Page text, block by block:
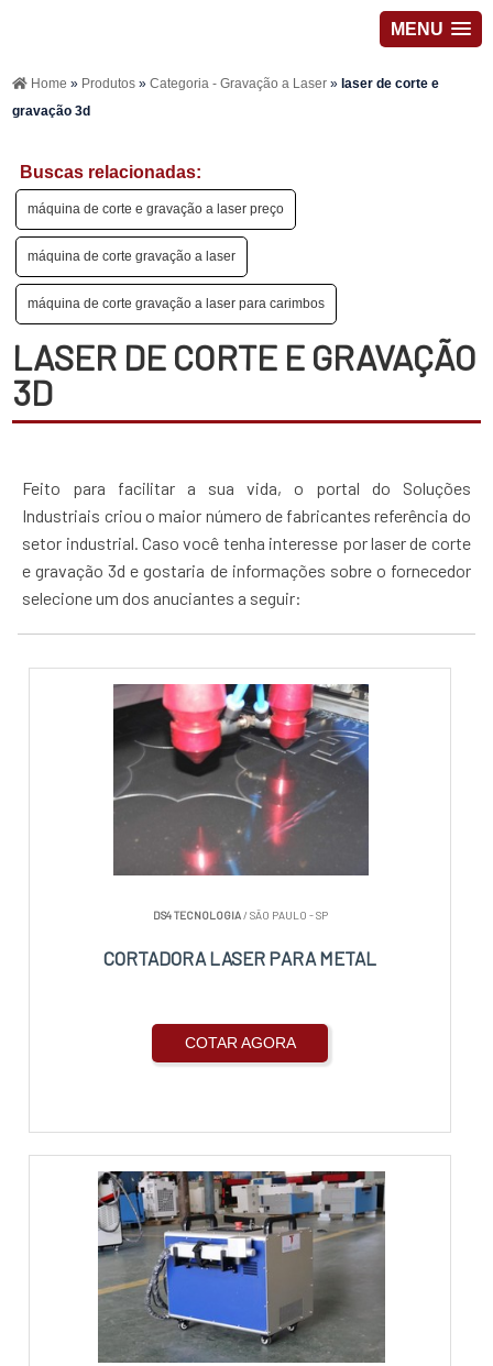
MENU
Home » Produtos»Categoria - Gravação a Laser» laser de corte e
gravação 3d
Buscas relacionadas:
máquina de corte e gravação a laser preço
máquina de corte gravação a laser
máquina de corte gravação a laser para carimbos
LASER DE CORTE E GRAVAÇÃO
3D
Feito para facilitar a sua vida, o portal do Soluções
Industriais criou o maior número de fabricantes referência do
setor industrial. Caso você tenha interesse por laser de corte
e gravação 3d e gostaria de informações sobre o fornecedor
selecione um dos anuciantes a seguir:
DS4 TECNOLOGIA/ SÃO PAULO - SP
CORTADORA LASER PARA METAL
COTAR AGORA